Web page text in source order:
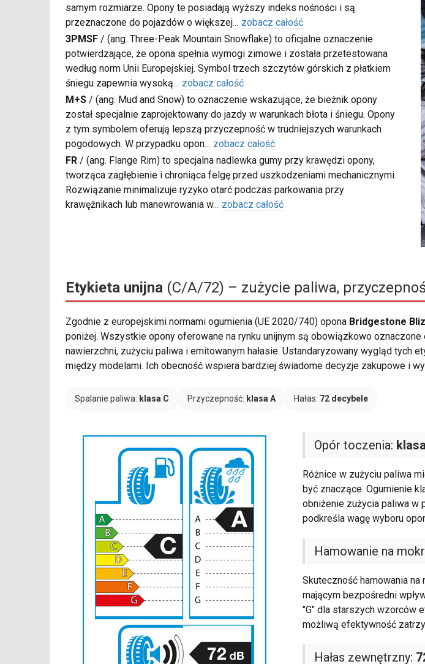
samym rozmiarze. Opony te posiadają wyższy indeks nośności i są
przeznaczone do pojazdów o większej... zobacz całość
3PMSF / (ang. Three-Peak Mountain Snowflake) to oficjalne oznaczenie
potwierdzające, że opona spełnia wymogi zimowe i została przetestowana
według norm Unii Europejskiej. Symbol trzech szczytów górskich z płatkiem
śniegu zapewnia wysoką... zobacz całość
M+S / (ang. Mud and Snow) to oznaczenie wskazujące, że bieżnik opony
został specjalnie zaprojektowany do jazdy w warunkach błota i śniegu. Opony
z tym symbolem oferują lepszą przyczepność w trudniejszych warunkach
pogodowych. W przypadku opon... zobacz całość
FR / (ang. Flange Rim) to specjalna nadlewka gumy przy krawędzi opony,
tworząca zagłębienie i chroniąca felgę przed uszkodzeniami mechanicznymi.
Rozwiązanie minimalizuje ryzyko otarć podczas parkowania przy
krawężnikach lub manewrowania w... zobacz całość
Etykieta unijna (C/A/72) – zużycie paliwa,
Zgodnie z europejskimi normami ogumienia (UE 2020/740) opona Bridgestone
poniżej. Wszystkie opony oferowane na rynku unijnym są obowiązkowo
nawierzchni, zużyciu paliwa i emitowanym hałasie. Ustandaryzowany wygląd
między modelami. Ich obecność wspiera bardziej świadome decyzje zakupowe i
Spalanie paliwa: klasa C Przyczepność: klasa A Hałas: 72 decybele
Opór toczenia:
Różnice w zużyciu paliwa
być znaczące. Ogumienie
obniżenie zużycia paliwa w
podkreśla wagę wyboru
Hamowanie na
Skuteczność hamowania
mającym bezpośredni
"G" dla starszych wzorców
możliwą efektywność
Hałas zewnętrzny: